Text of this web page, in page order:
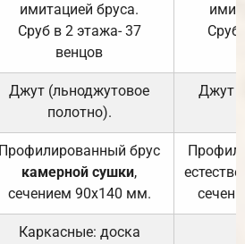
имитацией бруса.
Сруб в 2 этажа- 37
венцов
Сруб
Джут (льноджутовое
полотно).
Джут
Профилированный брус
камерной сушки,
сечением 90х140 мм.
Каркасные: доска